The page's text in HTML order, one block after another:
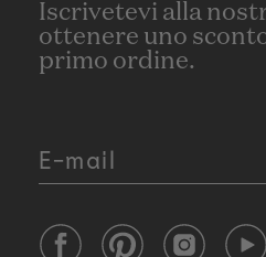
Iscrivetevi alla
ottenere uno
primo ordine.
E-mail